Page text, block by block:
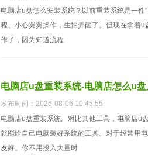
电脑店u盘怎么安装系统？以前重装系统是一
程、小心翼翼操作，生怕弄砸了。但现在拿着
作了，因为知道流程
电脑店u盘重装系统-电脑店怎么u
发布时间：2026-08-06 10:45:55
电脑店u盘重装系统。对比其他工具，电脑店u
就能给自己电脑装好系统的工具。对于经常用
友好。你不用投入大量时